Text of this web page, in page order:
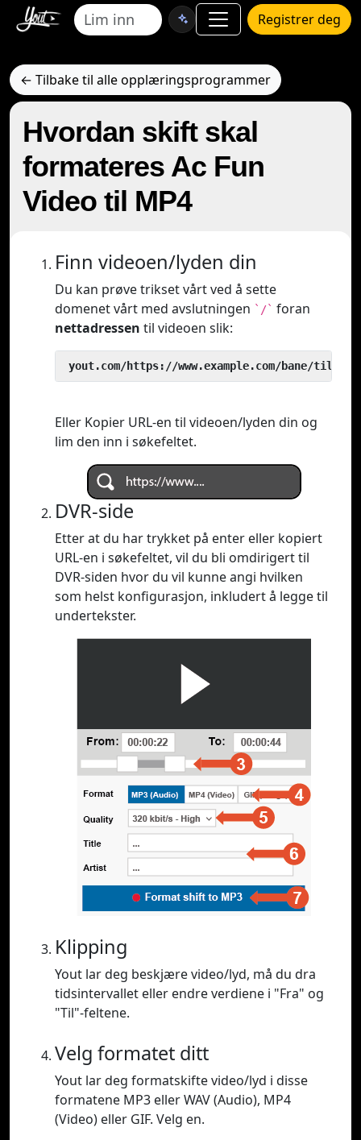
Registrer deg
← Tilbake til alle opplæringsprogrammer
Hvordan skift skal
formateres Ac Fun
Video til MP4
Finn videoen/lyden din
Du kan prøve trikset vårt ved å sette
domenet vårt med avslutningen `/` foran
nettadressen til videoen slik:
yout.com/https://www.example.com/bane/til/
Eller Kopier URL-en til videoen/lyden din og
lim den inn i søkefeltet.
DVR-side
Etter at du har trykket på enter eller kopiert
URL-en i søkefeltet, vil du bli omdirigert til
DVR-siden hvor du vil kunne angi hvilken
som helst konfigurasjon, inkludert å legge til
undertekster.
Klipping
Yout lar deg beskjære video/lyd, må du dra
tidsintervallet eller endre verdiene i "Fra" og
"Til"-feltene.
Velg formatet ditt
Yout lar deg formatskifte video/lyd i disse
formatene MP3 eller WAV (Audio), MP4
(Video) eller GIF. Velg en.